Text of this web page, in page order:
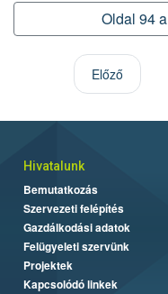
Oldal 94
Előző
Hivatalunk
Bemutatkozás
Szervezeti felépítés
Gazdálkodási adatok
Felügyeleti szervünk
Projektek
Kapcsolódó linkek